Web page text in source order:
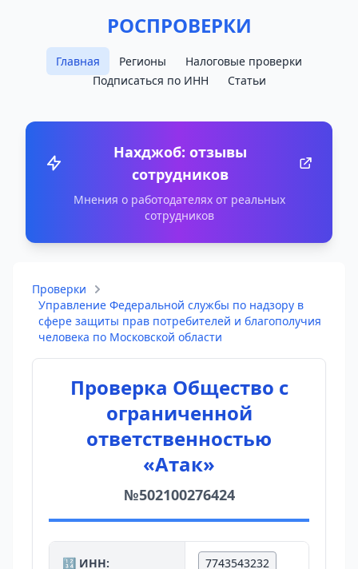
РОСПРОВЕРКИ
Главная Регионы
Налоговые проверки
Подписаться по ИНН
Статьи
Нахджоб: отзывы
сотрудников
Мнения о работодателях от реальных
сотрудников
Проверки
Управление Федеральной службы по надзору в
сфере защиты прав потребителей и благополучия
человека по Московской области
Проверка Общество с
ограниченной
ответственностью
«Атак»
№502100276424
🔢 ИНН: 7743543232